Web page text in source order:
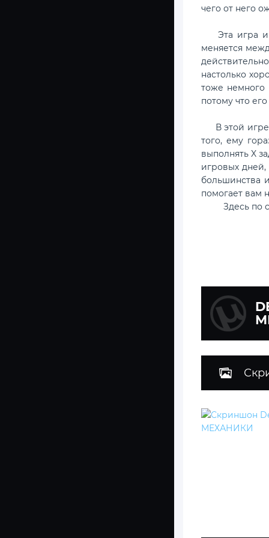
чего от него
Эта игра
меняется
настолько
тоже немного
потому что
В этой игре
того, ему
выполнять X
игровых
большинства
помогает вам
Здесь по